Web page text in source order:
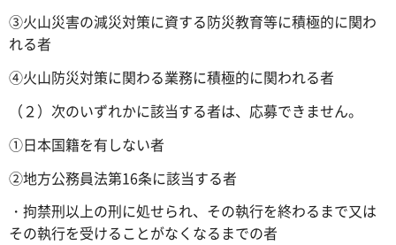
③火山災害の減災対策に資する防災教育等に積極的に関わ
れる者
④火山防災対策に関わる業務に積極的に関われる者
（２）次のいずれかに該当する者は、応募できません。
①日本国籍を有しない者
②地方公務員法第16条に該当する者
・拘禁刑以上の刑に処せられ、その執行を終わるまで又は
その執行を受けることがなくなるまでの者